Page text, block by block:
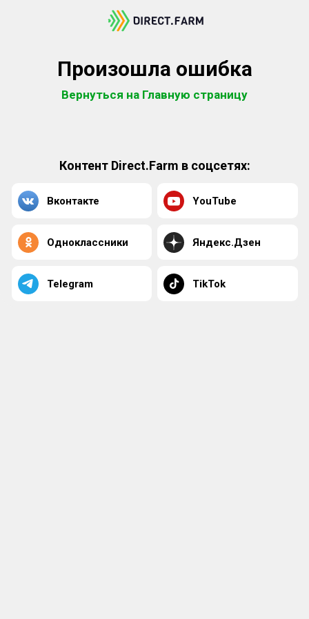
Произошла ошибка
Вернуться на Главную страницу
Контент Direct.Farm в соцсетях:
Вконтакте YouTube
Одноклассники Яндекс.Дзен
Telegram TikTok